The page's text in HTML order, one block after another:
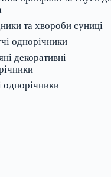
та хвороби суниці
однорічники
декоративні
однорічники